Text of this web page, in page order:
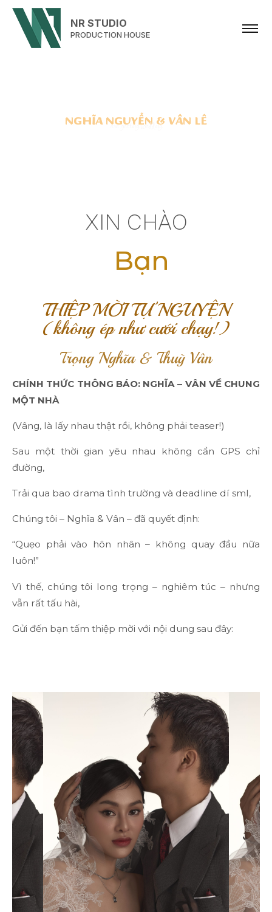
NR STUDIO
PRODUCTION HOUSE
NGHĨA NGUYỄN & VÂN LÊ
are getting wedding
Bạn
XIN CHÀO
THIỆP MỜI TỰ NGUYỆN
(không ép như cưới chạy!)
Trọng Nghĩa & Thuỳ Vân
CHÍNH THỨC THÔNG BÁO: NGHĨA – VÂN VỀ CHUNG
MỘT NHÀ
(Vâng, là lấy nhau thật rồi, không phải teaser!)
Sau một thời gian yêu nhau không cần GPS chỉ
đường,
Trải qua bao drama tình trường và deadline dí sml,
Chúng tôi – Nghĩa & Vân – đã quyết định:
“Quẹo phải vào hôn nhân – không quay đầu nữa
luôn!”
Vì thế, chúng tôi long trọng – nghiêm túc – nhưng
vẫn rất tấu hài,
Gửi đến bạn tấm thiệp mời với nội dung sau đây: